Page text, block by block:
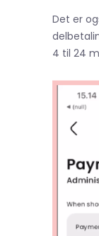
Det er
4 til 24